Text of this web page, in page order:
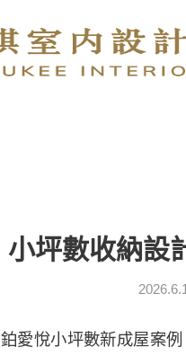
小坪數收納設
2026.6.1
鉑愛悅小坪數新成屋案